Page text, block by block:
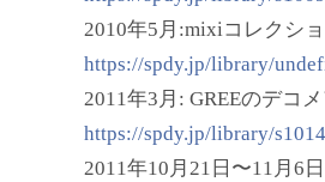
2010年5月:mixiコレクシ
https://spdy.jp/library/
2011年3月: GREEのデコ
https://spdy.jp/library/
2011年10月21日〜11月6